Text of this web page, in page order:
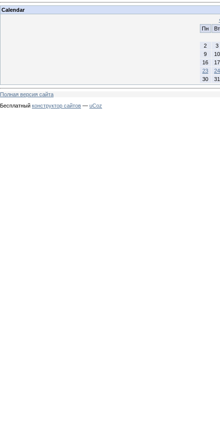
Calendar
Пн
Вт
2
3
9
10
16
17
23
24
30
31
Полная версия сайта
Бесплатный конструктор сайтов — uCoz